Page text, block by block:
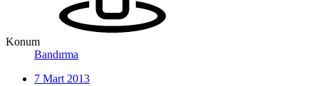
Konum
Bandırma
7 Mart 2013